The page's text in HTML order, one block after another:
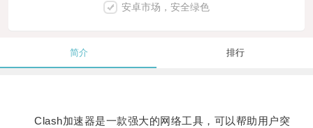
安卓市场，安全绿色
简介 排行
Clash加速器是一款强大的网络工具，可以帮助用户突